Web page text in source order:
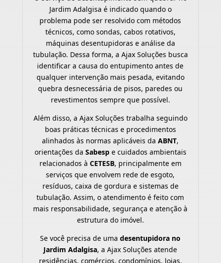
Jardim Adalgisa é indicado quando o
problema pode ser resolvido com métodos
técnicos, como sondas, cabos rotativos,
máquinas desentupidoras e análise da
tubulação. Dessa forma, a Ajax Soluções busca
identificar a causa do entupimento antes de
qualquer intervenção mais pesada, evitando
quebra desnecessária de pisos, paredes ou
revestimentos sempre que possível.
Além disso, a Ajax Soluções trabalha seguindo
boas práticas técnicas e procedimentos
alinhados às normas aplicáveis daABNT,
orientações da Sabespe cuidados ambientais
relacionados à CETESB, principalmente em
serviços que envolvem rede de esgoto,
resíduos, caixa de gordura e sistemas de
tubulação. Assim, o atendimento é feito com
mais responsabilidade, segurança e atenção à
estrutura do imóvel.
Se você precisa de umadesentupidora no
Jardim Adalgisa, a Ajax Soluções atende
residências, comércios, condomínios, lojas,